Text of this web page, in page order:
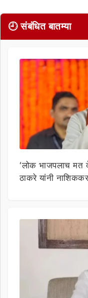
🕘 संबंधित बातम्या
‘लोक भाजपलाच मत
ठाकरे यांनी